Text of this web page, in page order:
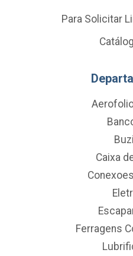
Para Solicitar
Caixa
Ferragens